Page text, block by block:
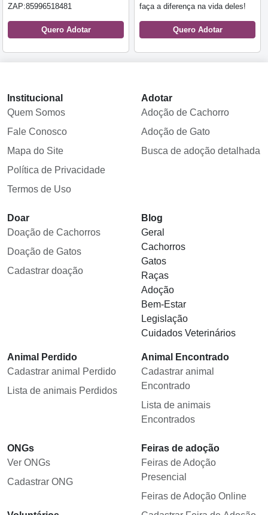
ZAP:85996518481
Quero Adotar
faça a diferença na vida deles!
Quero Adotar
Institucional
Quem Somos
Fale Conosco
Mapa do Site
Política de Privacidade
Termos de Uso
Adotar
Adoção de Cachorro
Adoção de Gato
Busca de adoção detalhada
Doar
Doação de Cachorros
Doação de Gatos
Cadastrar doação
Blog
Geral
Cachorros
Gatos
Raças
Adoção
Bem-Estar
Legislação
Cuidados Veterinários
Animal Perdido
Cadastrar animal Perdido
Lista de animais Perdidos
Animal Encontrado
Cadastrar animal
Encontrado
Lista de animais
Encontrados
ONGs
Ver ONGs
Cadastrar ONG
Feiras de adoção
Feiras de Adoção
Presencial
Feiras de Adoção Online